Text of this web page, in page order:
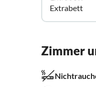
Extrabett
Zimmer